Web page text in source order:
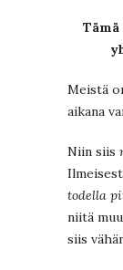
Meistä
aikana
Niin siis
todella
niitä
siis